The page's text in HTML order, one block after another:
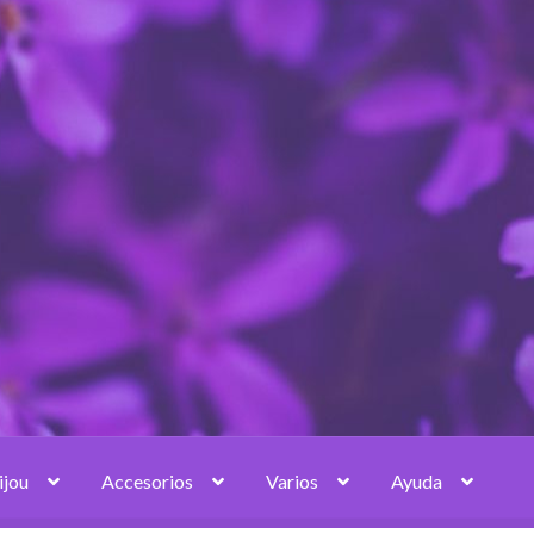
Accesorios Varios Ayuda